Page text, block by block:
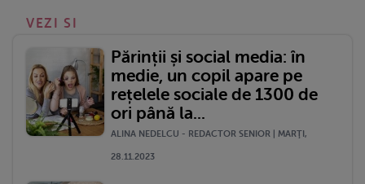
VEZI SI
Părinții și social media: în
medie, un copil apare pe
rețelele sociale de 1300 de
ori până la...
ALINA NEDELCU - REDACTOR SENIOR | MARŢI,
28.11.2023